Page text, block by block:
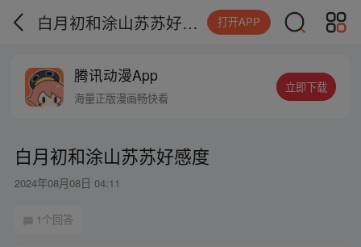
白月初和涂山苏苏好感度 打开APP
腾讯动漫App
海量正版漫画畅快看
立即下载
白月初和涂山苏苏好感度
2024年08月08日 04:11
1个回答